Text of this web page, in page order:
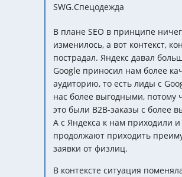
SWG.Спецодежда
В плане SEO в принципе
изменилось, а вот контекст,
пострадал. Яндекс давал
Google приносил нам более
аудиторию, то есть лиды с
нас более выгодными, потому
это были B2B-заказы с более
А с Яндекса к нам приходили
продолжают приходить
заявки от физлиц.
В контексте ситуация